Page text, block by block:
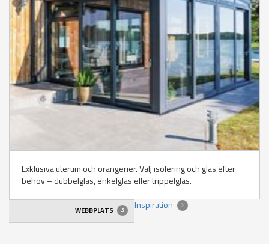
Exklusiva uterum och orangerier. Välj isolering och glas efter
behov – dubbelglas, enkelglas eller trippelglas.
Inspiration
WEBBPLATS